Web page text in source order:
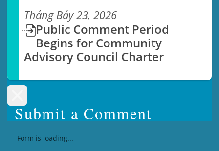
Tháng Bảy 23, 2026
Public Comment Period
Begins for Community
Advisory Council Charter
Submit a Comment
Form is loading...